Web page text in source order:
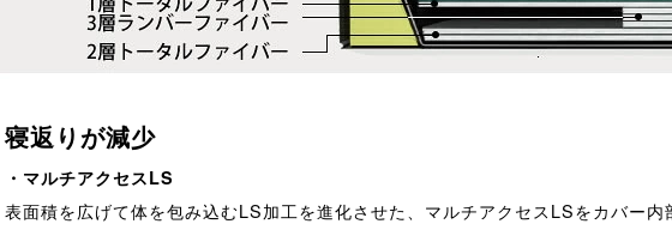
寝返りが減少
・マルチアクセスLS
表面積を広げて体を包み込むLS加工を進化させた、マルチアクセスLSをカバー内